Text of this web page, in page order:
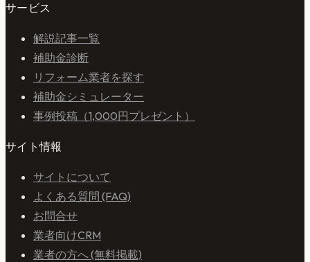
サービス
解説記事一覧
補助金診断
リフォーム業者を探す
補助金シミュレーター
事例投稿（1,000円プレゼント）
サイト情報
サイトについて
よくある質問 (FAQ)
お問合せ
業者向けCRM
業者の方へ (無料掲載)